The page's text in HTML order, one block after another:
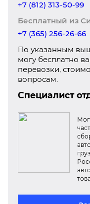
+7 (812) 313-50-99
Бесплатный из
+7 (365) 256-26-66
По указанным
могу бесплатно
перевозки,
вопросам.
Специалист